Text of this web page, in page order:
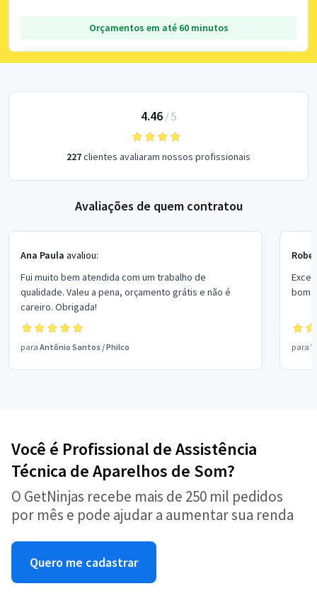
Orçamentos em até 60 minutos
4.46/ 5
227clientes avaliaram nossos profissionais
Avaliações de quem contratou
Ana Paula avaliou:
Fui muito bem atendida com um trabalho de
qualidade. Valeu a pena, orçamento grátis e não é
careiro. Obrigada!
para Antônio Santos /Philco
bom
para
Você é Profissional de Assistência
Técnica de Aparelhos de Som?
O GetNinjas recebe mais de 250 mil pedidos
por mês e pode ajudar a aumentar sua renda
Quero me cadastrar